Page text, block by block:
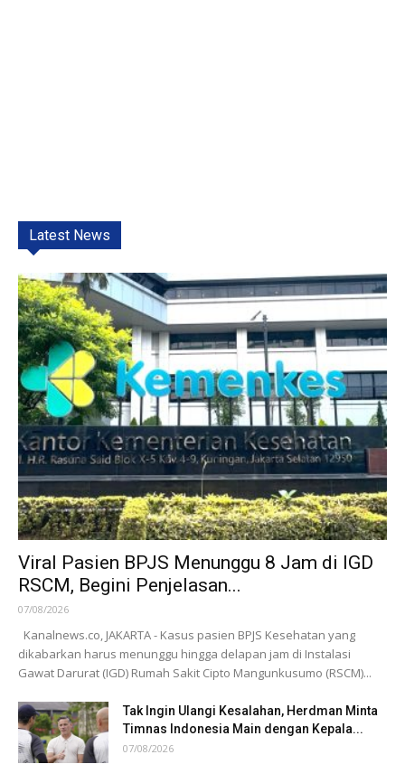
Latest News
Viral Pasien BPJS Menunggu 8 Jam di IGD
RSCM, Begini Penjelasan...
07/08/2026
Kanalnews.co, JAKARTA - Kasus pasien BPJS Kesehatan yang
dikabarkan harus menunggu hingga delapan jam di Instalasi
Gawat Darurat (IGD) Rumah Sakit Cipto Mangunkusumo (RSCM)...
Tak Ingin Ulangi Kesalahan, Herdman Minta
Timnas Indonesia Main dengan Kepala...
07/08/2026